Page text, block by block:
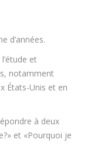
d’années.
et
notamment
États-Unis et en
à deux
et «Pourquoi je